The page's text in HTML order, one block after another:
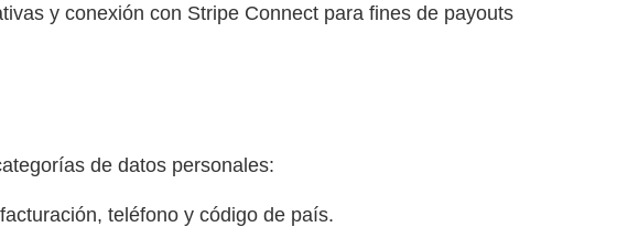
y conexión con Stripe Connect para fines de payouts
de datos personales:
teléfono y código de país.